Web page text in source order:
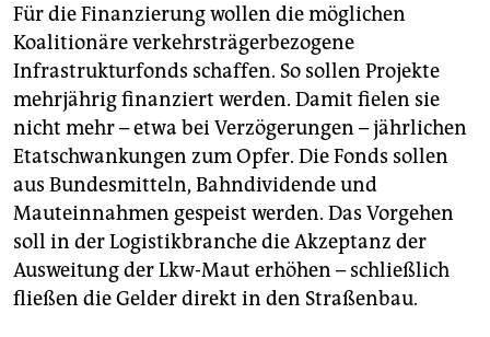
Für die Finanzierung wollen die möglichen
Koalitionäre verkehrsträgerbezogene
Infrastrukturfonds schaffen. So sollen Projekte
mehrjährig finanziert werden. Damit fielen sie
nicht mehr – etwa bei Verzögerungen – jährlichen
Etatschwankungen zum Opfer. Die Fonds sollen
aus Bundesmitteln, Bahndividende und
Mauteinnahmen gespeist werden. Das Vorgehen
soll in der Logistikbranche die Akzeptanz der
Ausweitung der Lkw-Maut erhöhen – schließlich
fließen die Gelder direkt in den Straßenbau.